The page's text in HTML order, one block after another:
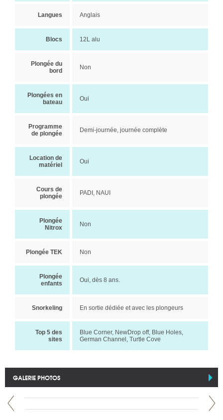
Langues Anglais
Blocs 12L alu
Plongée du
bord
Non
Plongées en
bateau
Oui
Programme
de plongée
Demi-journée, journée complète
Location de
matériel
Oui
Cours de
plongée
PADI, NAUI
Plongée
Nitrox
Non
Plongée TEK Non
Plongée
enfants
Oui, dès 8 ans.
Snorkeling En sortie dédiée et avec les plongeurs
Top 5 des
sites
Blue Corner, NewDrop off, Blue Holes,
German Channel, Turtle Cove
GALERIE PHOTOS